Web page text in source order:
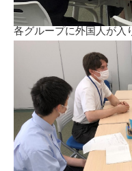
各グループに外国人が入